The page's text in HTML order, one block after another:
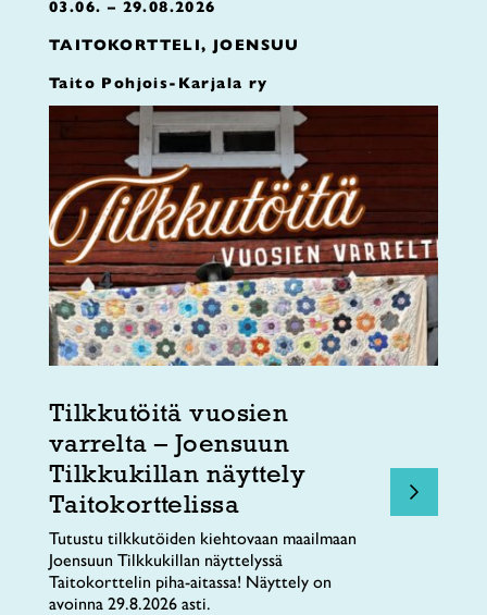
03.06. – 29.08.2026
TAITOKORTTELI, JOENSUU
Taito Pohjois-Karjala ry
Tilkkutöitä vuosien
varrelta – Joensuun
Tilkkukillan näyttely
Taitokorttelissa
Tutustu tilkkutöiden kiehtovaan maailmaan
Joensuun Tilkkukillan näyttelyssä
Taitokorttelin piha-aitassa! Näyttely on
avoinna 29.8.2026 asti.